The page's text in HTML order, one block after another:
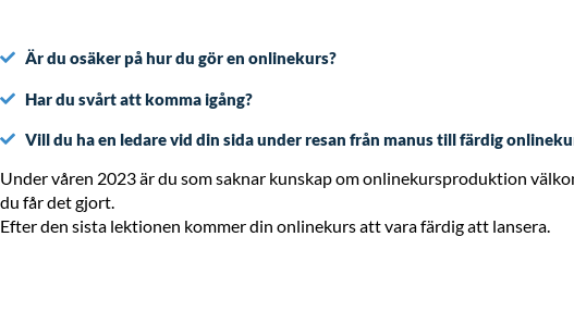
Är du osäker på hur du gör en onlinekurs?
Har du svårt att komma igång?
Vill du ha en ledare vid din sida under resan från manus till färdig
Under våren 2023 är du som saknar kunskap om onlinekursproduktion
du får det gjort.
Efter den sista lektionen kommer din onlinekurs att vara färdig att lansera.